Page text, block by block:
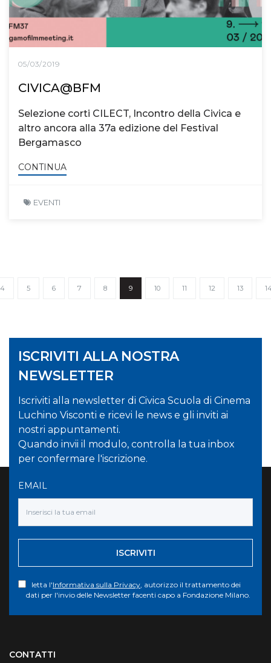
05/03/2019
CIVICA@BFM
Selezione corti CILECT, Incontro della Civica e
altro ancora alla 37a edizione del Festival
Bergamasco
CONTINUA
EVENTI
4 5 6 7 8 9 10 11 12 13
ISCRIVITI ALLA NOSTRA
NEWSLETTER
Iscriviti alla newsletter di Civica Scuola di Cinema
Luchino Visconti e ricevi le news e gli inviti ai
nostri appuntamenti.
Quando invii il modulo, controlla la tua inbox
per confermare l'iscrizione.
EMAIL
ISCRIVITI
letta l'Informativa sulla Privacy , autorizzo il trattamento dei
dati per l'invio delle Newsletter facenti capo a Fondazione Milano.
CONTATTI